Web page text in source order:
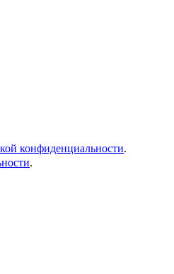
конфиденциальности.
.